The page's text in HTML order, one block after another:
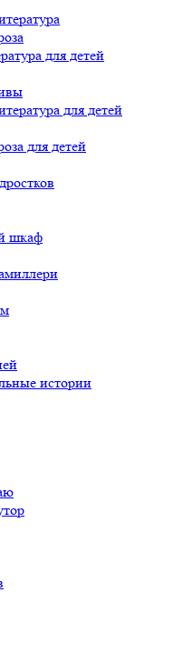
для детей
для детей
для детей
шкаф
истории